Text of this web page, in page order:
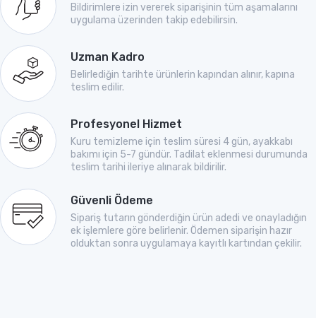
Bildirimlere izin vererek siparişinin tüm aşamalarını
uygulama üzerinden takip edebilirsin.
Uzman Kadro
Belirlediğin tarihte ürünlerin kapından alınır, kapına
teslim edilir.
Profesyonel Hizmet
Kuru temizleme için teslim süresi 4 gün, ayakkabı
bakımı için 5-7 gündür. Tadilat eklenmesi durumunda
teslim tarihi ileriye alınarak bildirilir.
Güvenli Ödeme
Sipariş tutarın gönderdiğin ürün adedi ve onayladığın
ek işlemlere göre belirlenir. Ödemen siparişin hazır
olduktan sonra uygulamaya kayıtlı kartından çekilir.